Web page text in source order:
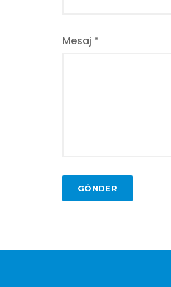
Mesaj *
GÖNDER